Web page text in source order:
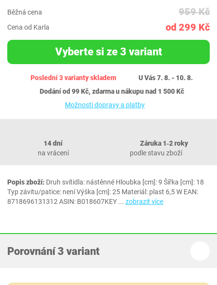
Běžná cena 959 Kč
Cena od Karla od 299 Kč
Vyberte si ze 3 variant
Poslední 3 varianty skladem
U Vás 7. 8. - 10. 8.
Dodání od 99 Kč, zdarma u nákupu nad 1 500 Kč
Možnosti dopravy a platby
14 dní
na vrácení
Záruka 1‐2 roky
podle stavu zboží
Popis zboží: Druh svítidla: nástěnné Hloubka [cm]: 9 Šířka [cm]: 18
Typ závitu/patice: není Výška [cm]: 25 Materiál: plast 6,5 W EAN:
8718696131312 ASIN: B018607KEY ... zobrazit více
Porovnání 3 variant